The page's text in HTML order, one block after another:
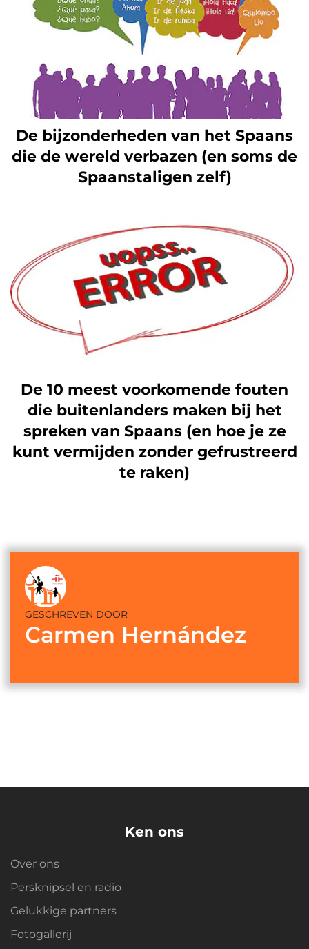
De bijzonderheden van het Spaans
die de wereld verbazen (en soms de
Spaanstaligen zelf)
De 10 meest voorkomende fouten
die buitenlanders maken bij het
spreken van Spaans (en hoe je ze
kunt vermijden zonder gefrustreerd
te raken)
GESCHREVEN DOOR
Carmen Hernández
Ken ons
Over ons
Persknipsel en radio
Gelukkige partners
Fotogallerij